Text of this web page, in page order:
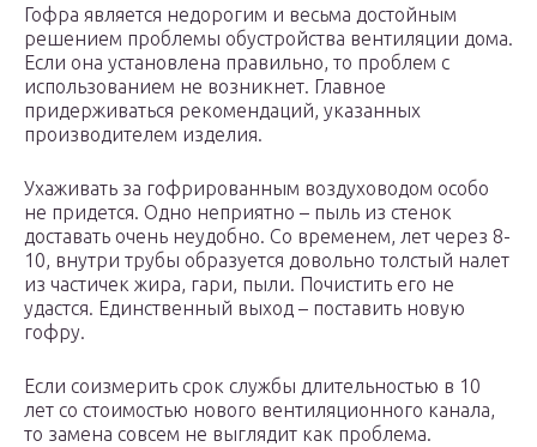
Гофра является недорогим и весьма достойным
решением проблемы обустройства вентиляции дома.
Если она установлена правильно, то проблем с
использованием не возникнет. Главное
придерживаться рекомендаций, указанных
производителем изделия.
Ухаживать за гофрированным воздуховодом особо
не придется. Одно неприятно – пыль из стенок
доставать очень неудобно. Со временем, лет через 8-
10, внутри трубы образуется довольно толстый налет
из частичек жира, гари, пыли. Почистить его не
удастся. Единственный выход – поставить новую
гофру.
Если соизмерить срок службы длительностью в 10
лет со стоимостью нового вентиляционного канала,
то замена совсем не выглядит как проблема.